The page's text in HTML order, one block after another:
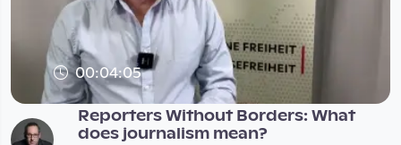
00:04:05
Reporters Without Borders: What
does journalism mean?